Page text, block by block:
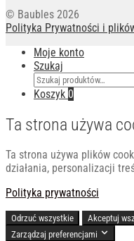
© Baubles 2026
Polityka Prywatności i
Moje konto
Szukaj
Szukaj:
Koszyk 0
Ta strona używa
Ta strona używa plików
działania, personalizacji
Polityka prywatności
Odrzuć wszystkie
Akceptuj
Zarządzaj preferencjami